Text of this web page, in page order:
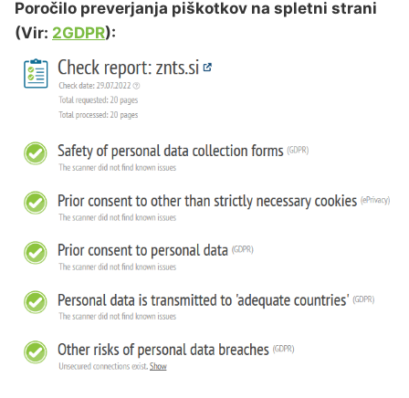
Poročilo preverjanja piškotkov na spletni strani
(Vir: 2GDPR):